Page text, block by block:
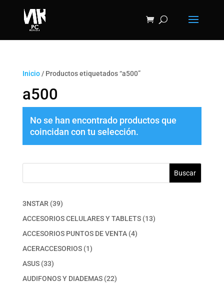
Inicio/ Productos etiquetados “a500”
a500
No se han encontrado productos que
coincidan con tu selección.
Buscar
3NSTAR 3939
productos
ACCESORIOS CELULARES Y TABLETS 1313
ACCESORIOS PUNTOS DE VENTA 44
ACERACCESORIOS 11
ASUS 3333
productos
AUDIFONOS Y DIADEMAS 2222